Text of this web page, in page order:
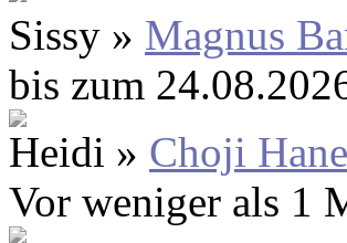
Sissy » Magnus
bis zum
Heidi » Choji
Vor weniger als 1